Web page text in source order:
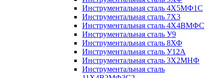
Инструментальная сталь 4Х5МФ1С
Инструментальная сталь 7Х3
Инструментальная сталь 4Х4ВМФС
Инструментальная сталь У9
Инструментальная сталь 8ХФ
Инструментальная сталь У12А
Инструментальная сталь 3Х2МНФ
Инструментальная сталь